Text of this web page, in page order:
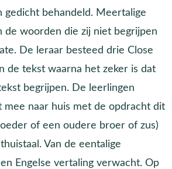
gedicht behandeld. Meertalige
de woorden die zij niet begrijpen
De leraar besteed drie Close
de tekst waarna het zeker is dat
begrijpen. De leerlingen
mee naar huis met de opdracht dit
of een oudere broer of zus)
Van de eentalige
Engelse vertaling verwacht. Op